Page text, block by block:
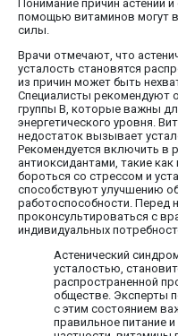
Понимание причин астении
помощью витаминов могут
силы.
Врачи отмечают, что
усталость становятся
из причин может быть
Специалисты рекомендуют
группы B, которые важны
энергетического уровня.
недостаток вызывает
Рекомендуется включить в
антиоксидантами, такие
бороться со стрессом и
способствуют улучшению
работоспособности. Перед
проконсультироваться с
индивидуальных
Астенический
усталостью,
распространенной
обществе. Эксперты
с этим состоянием
правильное питание